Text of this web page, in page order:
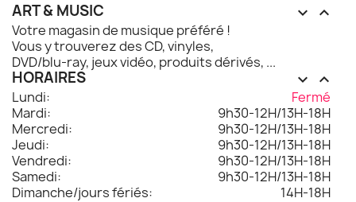
ART & MUSIC  
Votre magasin de musique préféré !
Vous y trouverez des CD, vinyles,
DVD/blu-ray, jeux vidéo, produits dérivés, ...
HORAIRES  
Lundi:
Fermé
Mardi:
9h30-12H/13H-18H
Mercredi:
9h30-12H/13H-18H
Jeudi:
9h30-12H/13H-18H
Vendredi:
9h30-12H/13H-18H
Samedi:
9h30-12H/13H-18H
Dimanche/jours fériés:
14H-18H